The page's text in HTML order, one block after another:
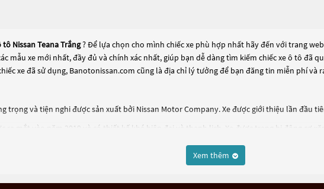
tô Nissan Teana Trắng? Để lựa chọn cho mình chiếc xe phù hợp nhất hãy đến với trang
mẫu xe mới nhất, đầy đủ và chính xác nhất, giúp bạn dễ dàng tìm kiếm chiếc xe ô tô đã
xe đã sử dụng, Banotonissan.com cũng là địa chỉ lý tưởng để bạn đăng tin miễn phí và
trọng và tiện nghi được sản xuất bởi Nissan Motor Company. Xe được giới thiệu lần đầu
ra mắt vào năm 2019 và có thiết kế khá hiện đại và thanh lịch. Xe được trang bị động cơ
Xem thêm